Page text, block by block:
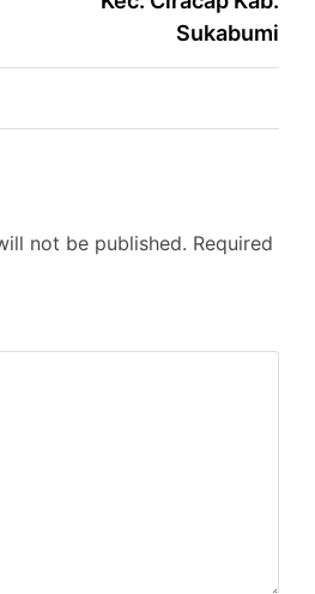
Sukabumi
not be published. Required